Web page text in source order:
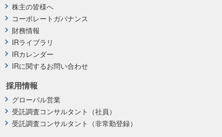
採用情報
グローバル営業
受託調査コンサルタント（社員）
受託調査コンサルタント（非常勤登録）
株主の皆様へ
コーポレートガバナンス
財務情報
IRライブラリ
IRカレンダー
IRに関するお問い合わせ